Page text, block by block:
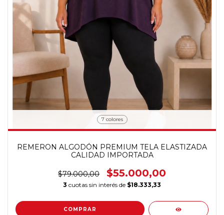
7 colores
REMERON ALGODÓN PREMIUM TELA ELASTIZADA
CALIDAD IMPORTADA
$79.000,00 $55.000,00
3 cuotas sin interés de $18.333,33
COMPRAR